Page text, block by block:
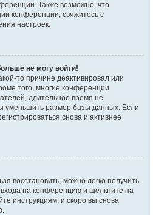
Также возможно, что
конференции, свяжитесь с
настроек.
не могу войти!
то причине деактивировал или
того, многие конференции
длительное время не
уменьшить размер базы данных. Если
снова и активнее
восстановить, можно легко получить
на конференцию и щёлкните на
инструкциям, и скоро вы снова